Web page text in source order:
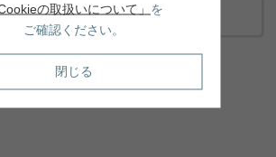
近くの売買物件をもっと見る
Cookieの取扱いについて」 を
ご確認ください。
閉じる